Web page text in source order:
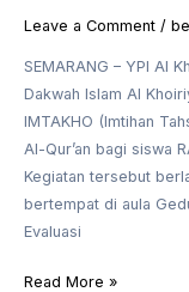
Leave a Comment /
SEMARANG – YPI Al
Dakwah Islam Al
IMTAKHO (Imtihan
Al-Qur’an bagi siswa
Kegiatan tersebut
bertempat di aula
Evaluasi
Read More »